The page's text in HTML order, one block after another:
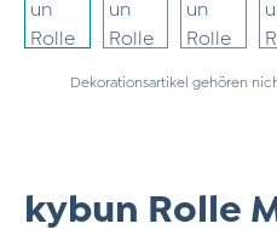
Dekorationsartikel gehören
kybun Rolle